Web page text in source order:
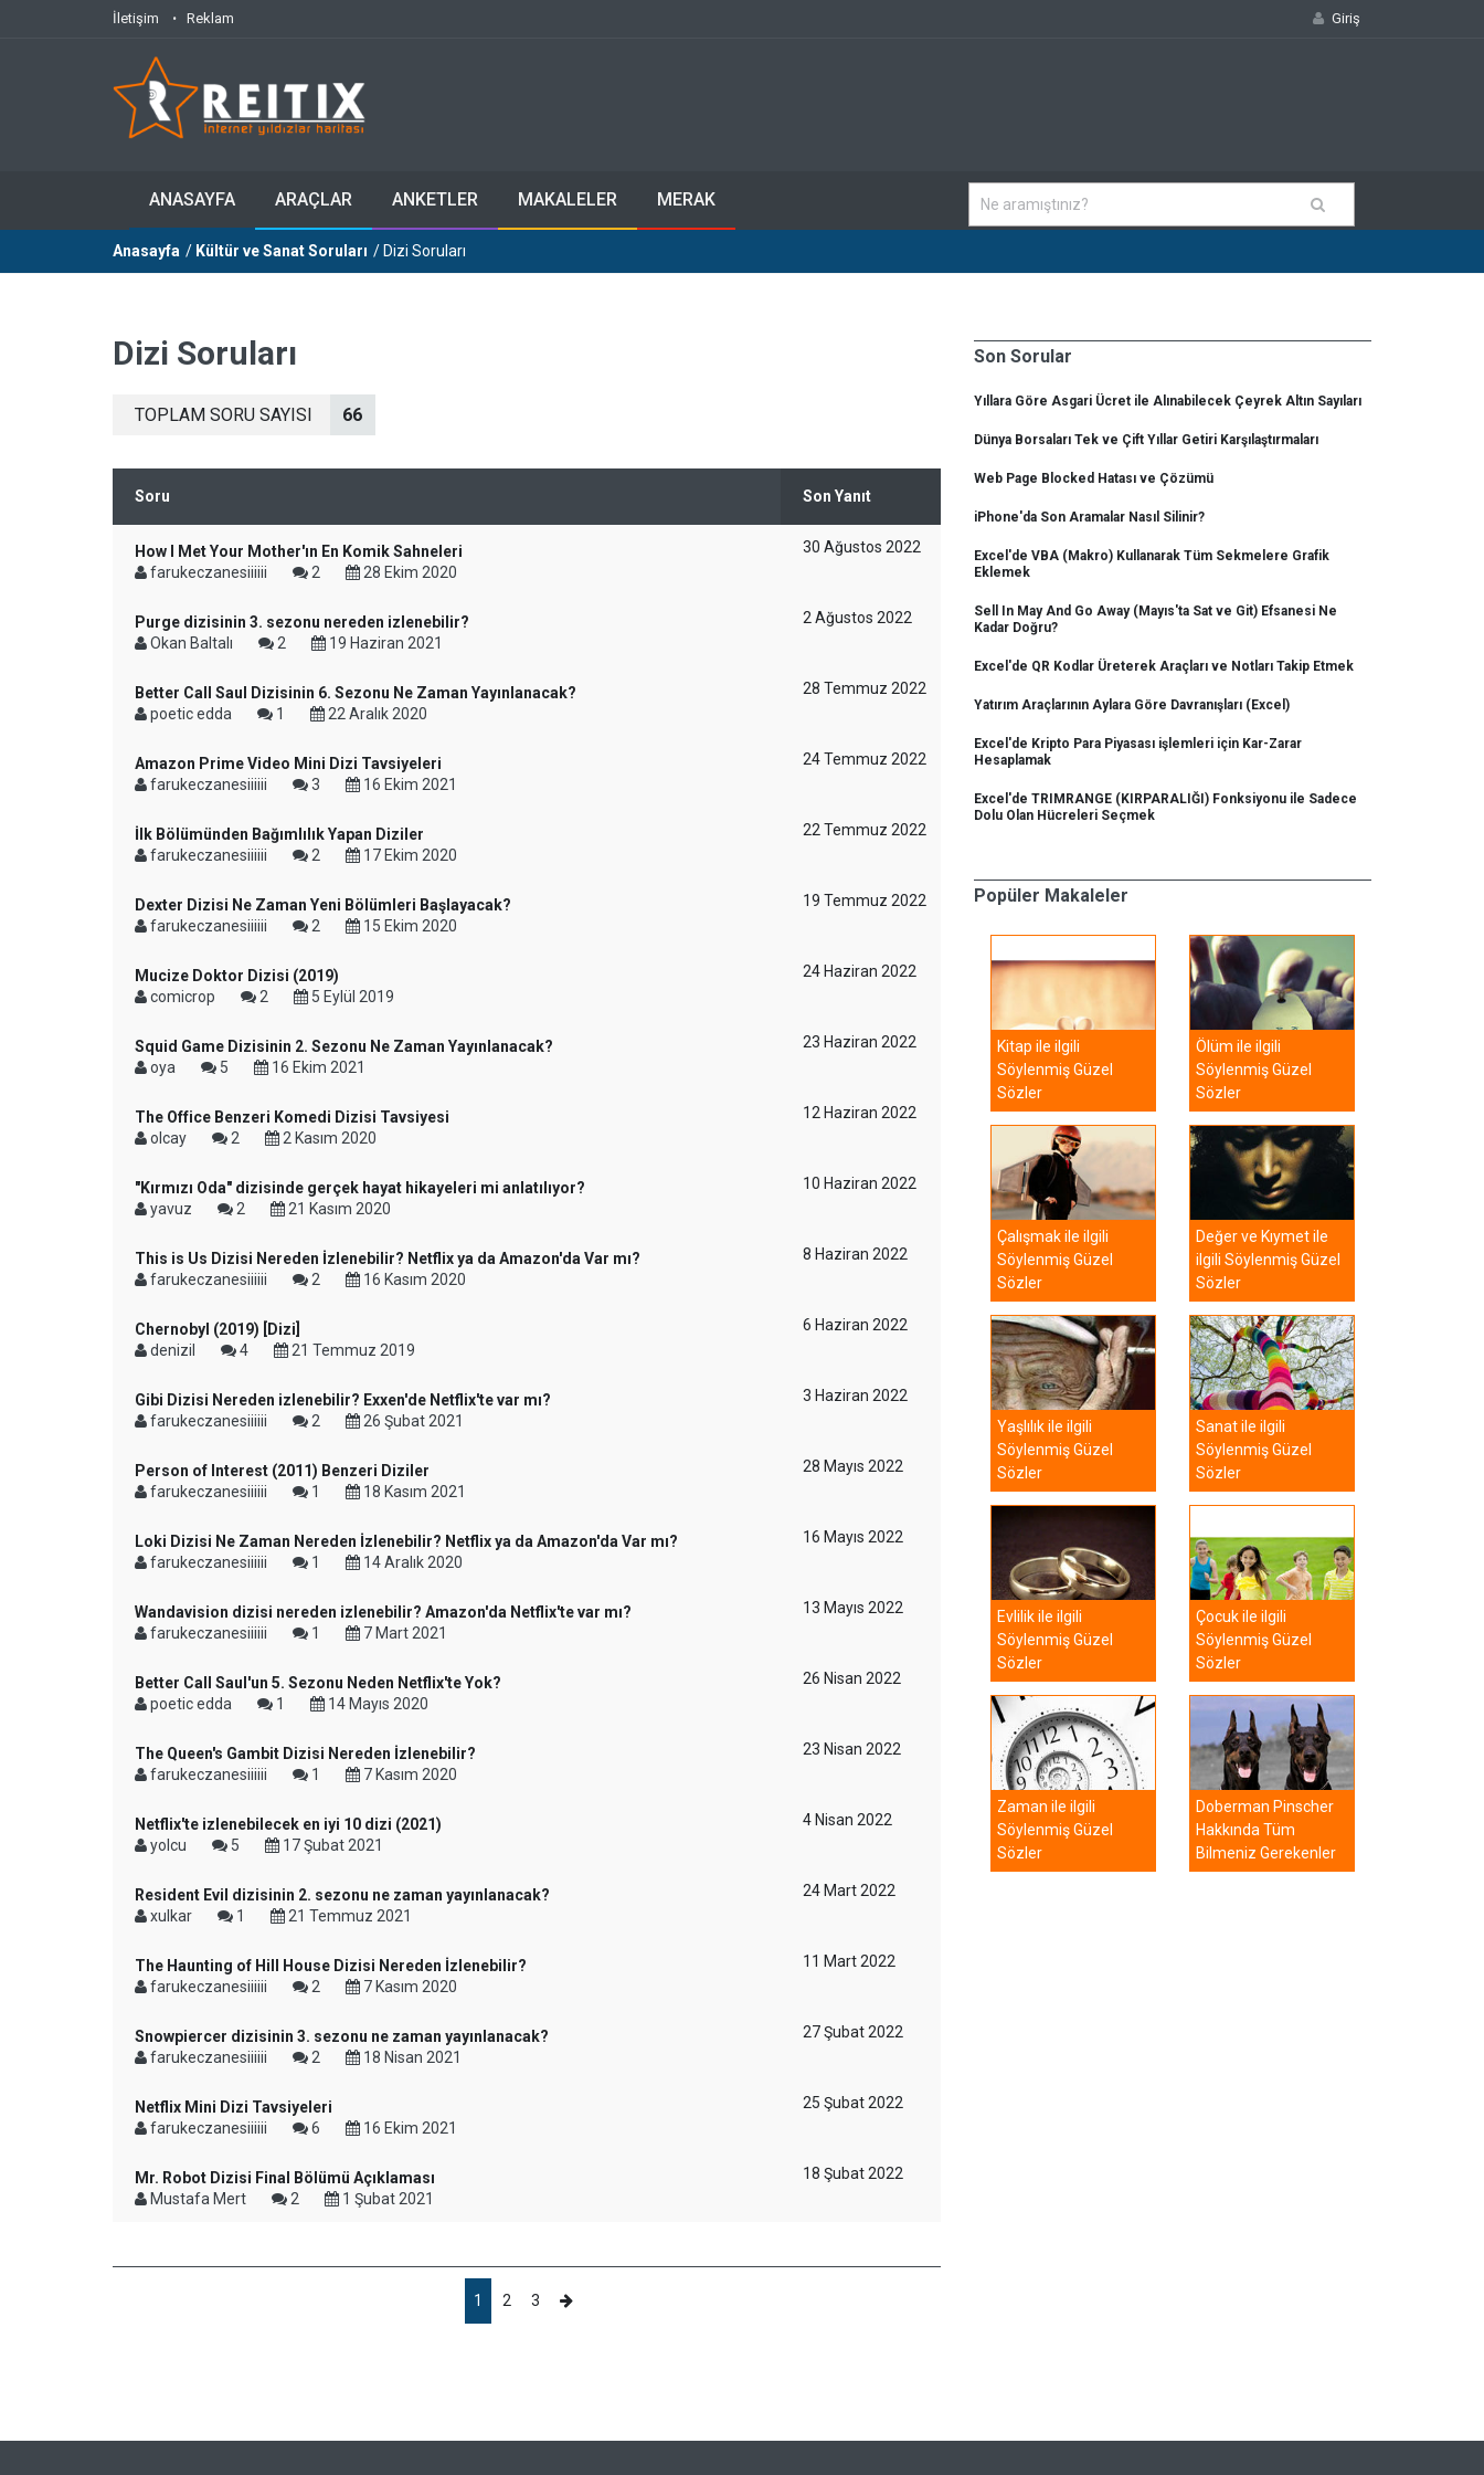
İletişim Reklam Giriş
ANASAYFA ARAÇLAR ANKETLER MAKALELER MERAK
Anasayfa / Kültür ve Sanat Soruları / Dizi Soruları
Dizi Soruları
TOPLAM SORU SAYISI 66
Soru Son Yanıt
How I Met Your Mother'ın En Komik Sahneleri
farukeczanesiiiiii
2 28 Ekim 2020
30 Ağustos 2022
Purge dizisinin 3. sezonu nereden izlenebilir?
Okan Baltalı
2 19 Haziran 2021
2 Ağustos 2022
Better Call Saul Dizisinin 6. Sezonu Ne Zaman Yayınlanacak?
poetic edda
1 22 Aralık 2020
28 Temmuz 2022
Amazon Prime Video Mini Dizi Tavsiyeleri
farukeczanesiiiiii
3 16 Ekim 2021
24 Temmuz 2022
İlk Bölümünden Bağımlılık Yapan Diziler
farukeczanesiiiiii
2 17 Ekim 2020
22 Temmuz 2022
Dexter Dizisi Ne Zaman Yeni Bölümleri Başlayacak?
farukeczanesiiiiii
2 15 Ekim 2020
19 Temmuz 2022
Mucize Doktor Dizisi (2019)
comicrop
2 5 Eylül 2019
24 Haziran 2022
Squid Game Dizisinin 2. Sezonu Ne Zaman Yayınlanacak?
oya
5 16 Ekim 2021
23 Haziran 2022
The Office Benzeri Komedi Dizisi Tavsiyesi
olcay
2 2 Kasım 2020
12 Haziran 2022
"Kırmızı Oda" dizisinde gerçek hayat hikayeleri mi anlatılıyor?
yavuz
2 21 Kasım 2020
10 Haziran 2022
This is Us Dizisi Nereden İzlenebilir? Netflix ya da Amazon'da Var mı?
farukeczanesiiiiii
2 16 Kasım 2020
8 Haziran 2022
Chernobyl (2019) [Dizi]
denizil
4 21 Temmuz 2019
6 Haziran 2022
Gibi Dizisi Nereden izlenebilir? Exxen'de Netflix'te var mı?
farukeczanesiiiiii
2 26 Şubat 2021
3 Haziran 2022
Person of Interest (2011) Benzeri Diziler
farukeczanesiiiiii
1 18 Kasım 2021
28 Mayıs 2022
Loki Dizisi Ne Zaman Nereden İzlenebilir? Netflix ya da Amazon'da Var mı?
farukeczanesiiiiii
1 14 Aralık 2020
16 Mayıs 2022
Wandavision dizisi nereden izlenebilir? Amazon'da Netflix'te var mı?
farukeczanesiiiiii
1 7 Mart 2021
13 Mayıs 2022
Better Call Saul'un 5. Sezonu Neden Netflix'te Yok?
poetic edda
1 14 Mayıs 2020
26 Nisan 2022
The Queen's Gambit Dizisi Nereden İzlenebilir?
farukeczanesiiiiii
1 7 Kasım 2020
23 Nisan 2022
Netflix'te izlenebilecek en iyi 10 dizi (2021)
yolcu
5 17 Şubat 2021
4 Nisan 2022
Resident Evil dizisinin 2. sezonu ne zaman yayınlanacak?
xulkar
1 21 Temmuz 2021
24 Mart 2022
The Haunting of Hill House Dizisi Nereden İzlenebilir?
farukeczanesiiiiii
2 7 Kasım 2020
11 Mart 2022
Snowpiercer dizisinin 3. sezonu ne zaman yayınlanacak?
farukeczanesiiiiii
2 18 Nisan 2021
27 Şubat 2022
Netflix Mini Dizi Tavsiyeleri
farukeczanesiiiiii
6 16 Ekim 2021
25 Şubat 2022
Mr. Robot Dizisi Final Bölümü Açıklaması
Mustafa Mert
2 1 Şubat 2021
18 Şubat 2022
1 2 3
Son Sorular
Yıllara Göre Asgari Ücret ile Alınabilecek Çeyrek Altın Sayıları
Dünya Borsaları Tek ve Çift Yıllar Getiri Karşılaştırmaları
Web Page Blocked Hatası ve Çözümü
iPhone'da Son Aramalar Nasıl Silinir?
Excel'de VBA (Makro) Kullanarak Tüm Sekmelere Grafik
Eklemek
Sell In May And Go Away (Mayıs'ta Sat ve Git) Efsanesi Ne
Kadar Doğru?
Excel'de QR Kodlar Üreterek Araçları ve Notları Takip Etmek
Yatırım Araçlarının Aylara Göre Davranışları (Excel)
Excel'de Kripto Para Piyasası işlemleri için Kar-Zarar
Hesaplamak
Excel'de TRIMRANGE (KIRPARALIĞI) Fonksiyonu ile Sadece
Dolu Olan Hücreleri Seçmek
Popüler Makaleler
Kitap ile ilgili
Söylenmiş Güzel
Sözler
Ölüm ile ilgili
Söylenmiş Güzel
Sözler
Çalışmak ile ilgili
Söylenmiş Güzel
Sözler
Değer ve Kıymet ile
ilgili Söylenmiş Güzel
Sözler
Yaşlılık ile ilgili
Söylenmiş Güzel
Sözler
Sanat ile ilgili
Söylenmiş Güzel
Sözler
Evlilik ile ilgili
Söylenmiş Güzel
Sözler
Çocuk ile ilgili
Söylenmiş Güzel
Sözler
Zaman ile ilgili
Söylenmiş Güzel
Sözler
Doberman Pinscher
Hakkında Tüm
Bilmeniz Gerekenler